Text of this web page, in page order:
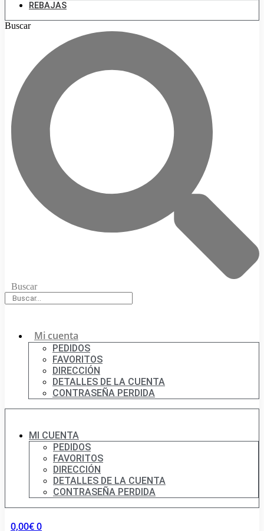
REBAJAS
Buscar
Buscar
Mi cuenta
PEDIDOS
FAVORITOS
DIRECCIÓN
DETALLES DE LA CUENTA
CONTRASEÑA PERDIDA
MI CUENTA
PEDIDOS
FAVORITOS
DIRECCIÓN
DETALLES DE LA CUENTA
CONTRASEÑA PERDIDA
0,00€0